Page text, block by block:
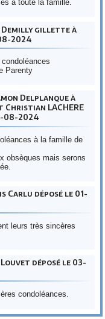
à toute la famille.
Demilly gillette à
2024
Parenty
Delplanque à
LACHERE
08-2024
à la famille de
obsèques mais serons
Carlu déposé le 01-
leurs très sincères
déposé le 03-
condoléances.